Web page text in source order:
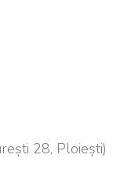
28, Ploiești)